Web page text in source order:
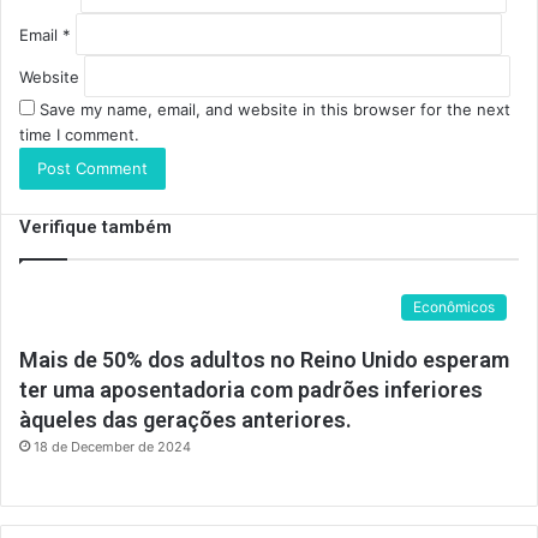
Email *
Website
Save my name, email, and website in this browser for the next
time I comment.
Verifique também
Econômicos
Mais de 50% dos adultos no Reino Unido esperam
ter uma aposentadoria com padrões inferiores
àqueles das gerações anteriores.
18 de December de 2024